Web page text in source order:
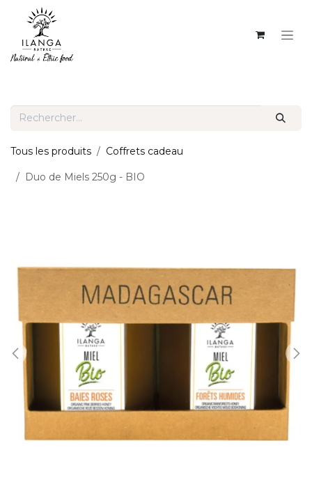
Tous les produits Coffrets cadeau
Duo de Miels 250g - BIO